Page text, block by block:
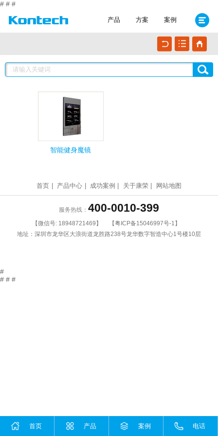
# # #
产品 方案 案例
智能健身魔镜
首页 产品中心 成功案例 关于康荣 网站地图
服务热线： 400-0010-399
【微信号: 18948721469】 【粤ICP备15046997号-1 】
地址：深圳市龙华区大浪街道龙胜路238号龙华数字智造中心1号楼10层
首页 产品 案例 电话
#
# # #